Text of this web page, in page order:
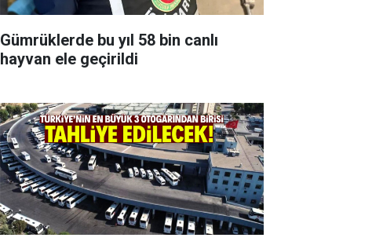
Gümrüklerde bu yıl 58 bin canlı
hayvan ele geçirildi